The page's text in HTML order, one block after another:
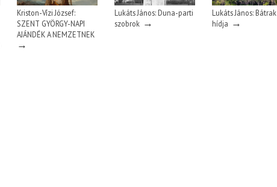
Kriston-Vízi József:
SZENT GYÖRGY-NAPI
AJÁNDÉK A NEMZETNEK
→
Lukáts János: Duna-parti
szobrok →
Lukáts János: Bátrak
hídja →